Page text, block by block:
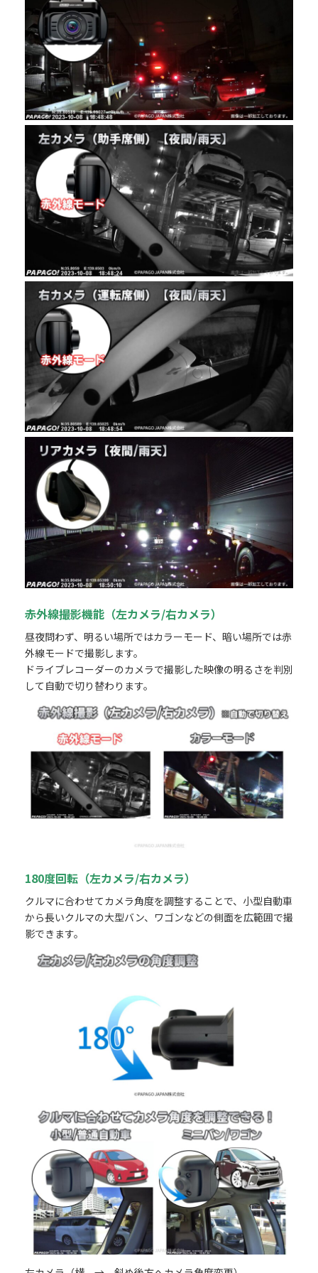
赤外線撮影機能（左カメラ/右カメラ）
昼夜問わず、明るい場所ではカラーモード、暗い場所では赤
外線モードで撮影します。
ドライブレコーダーのカメラで撮影した映像の明るさを判別
して自動で切り替わります。
180度回転（左カメラ/右カメラ）
クルマに合わせてカメラ角度を調整することで、小型自動車
から長いクルマの大型バン、ワゴンなどの側面を広範囲で撮
影できます。